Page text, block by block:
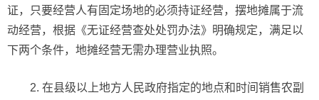
证，只要经营人有固定场地的必须持证经营，摆地摊属于流
动经营，根据《无证经营查处处罚办法》明确规定，满足以
下两个条件，地摊经营无需办理营业执照。
2. 在县级以上地方人民政府指定的地点和时间销售农副